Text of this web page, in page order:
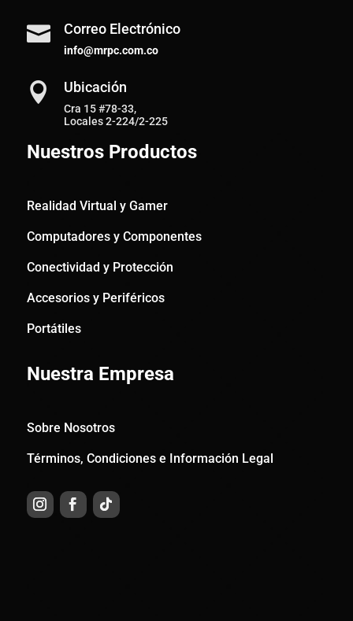
 Correo Electrónico
info@mrpc.com.co
 Ubicación
Cra 15 #78-33,
Locales 2-224/2-225
Nuestros Productos
Realidad Virtual y Gamer
Computadores y Componentes
Conectividad y Protección
Accesorios y Periféricos
Portátiles
Nuestra Empresa
Sobre Nosotros
Términos, Condiciones e Información Legal